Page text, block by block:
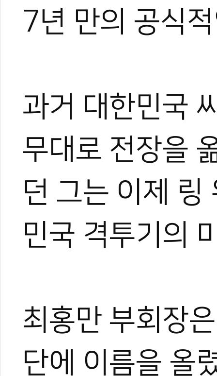
7년 만의 공식
과거 대한민국
무대로 전장을
던 그는 이제 링
민국 격투기의
최홍만 부회장
단에 이름을 올
#아시안게임 #부회장 #k1
0